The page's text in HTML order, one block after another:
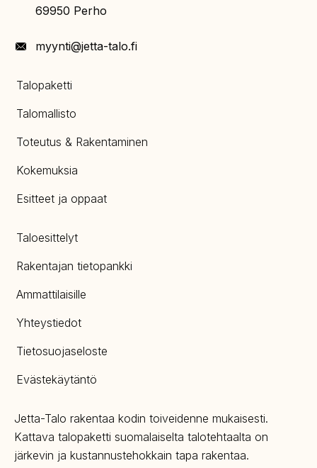
69950 Perho
myynti@jetta-talo.fi
Talopaketti
Talomallisto
Toteutus & Rakentaminen
Kokemuksia
Esitteet ja oppaat
Taloesittelyt
Rakentajan tietopankki
Ammattilaisille
Yhteystiedot
Tietosuojaseloste
Evästekäytäntö
Jetta-Talo rakentaa kodin toiveidenne mukaisesti.
Kattava talopaketti suomalaiselta talotehtaalta on
järkevin ja kustannustehokkain tapa rakentaa.